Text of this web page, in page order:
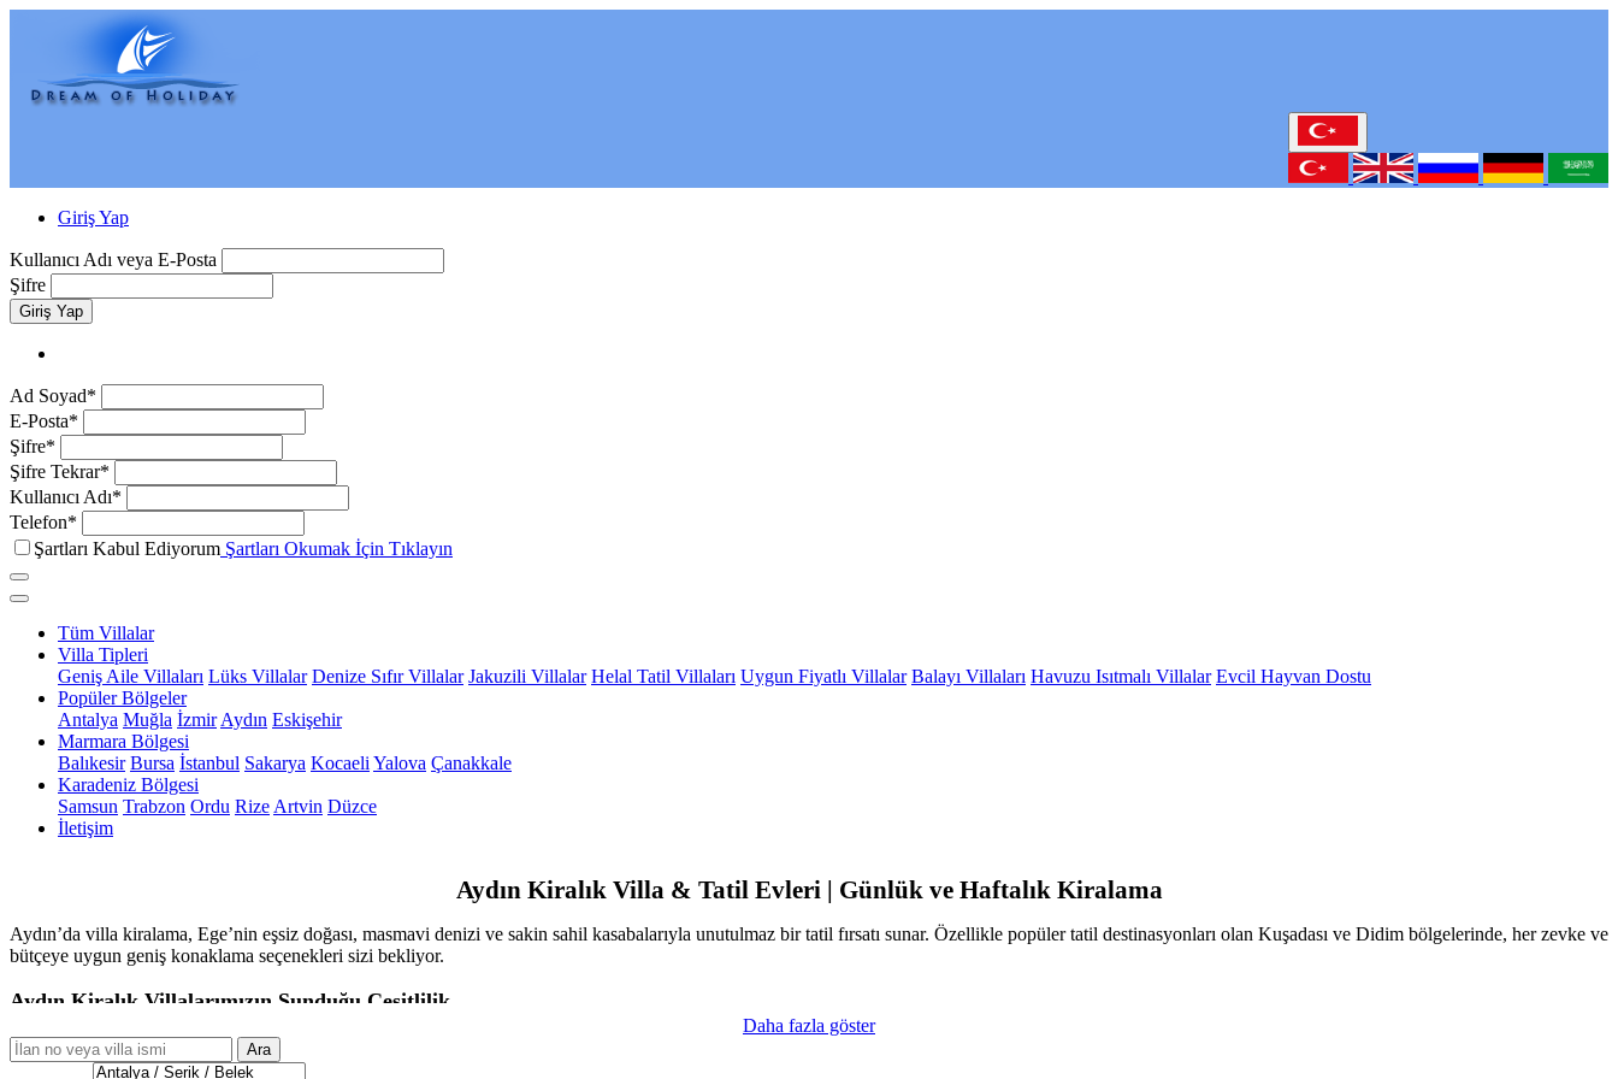
Giriş Yap
Kullanıcı Adı veya E-Posta
Şifre
Giriş Yap
Ad Soyad*
E-Posta*
Şifre*
Şifre Tekrar*
Kullanıcı Adı*
Telefon*
Şartları Kabul Ediyorum Şartları Okumak İçin Tıklayın
Tüm Villalar
Villa Tipleri
Geniş Aile Villaları Lüks Villalar Denize Sıfır Villalar Jakuzili Villalar Helal Tatil Villaları Uygun Fiyatlı Villalar Balayı Villaları Havuzu Isıtmalı Villalar Evcil Hayvan Dostu
Popüler Bölgeler
Antalya Muğla İzmir Aydın Eskişehir
Marmara Bölgesi
Balıkesir Bursa İstanbul Sakarya Kocaeli Yalova Çanakkale
Karadeniz Bölgesi
Samsun Trabzon Ordu Rize Artvin Düzce
İletişim
Aydın Kiralık Villa & Tatil Evleri | Günlük ve Haftalık Kiralama
Aydın’da villa kiralama, Ege’nin eşsiz doğası, masmavi denizi ve sakin sahil kasabalarıyla unutulmaz bir tatil fırsatı sunar. Özellikle popüler tatil destinasyonları olan Kuşadası ve Didim bölgelerinde, her zevke ve
bütçeye uygun geniş konaklama seçenekleri sizi bekliyor.
Aydın Kiralık Villalarımızın Sunduğu Çeşitlilik
✧ Konum: Denize sıfır villalar, doğa içindeki huzurlu evler veya şehir merkezine yakın kiralık yazlıklar.
Daha fazla göster
Ara